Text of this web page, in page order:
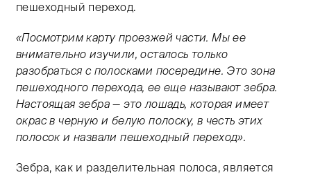
пешеходный переход.
«Посмотрим карту проезжей части. Мы ее
внимательно изучили, осталось только
разобраться с полосками посередине. Это зона
пешеходного перехода, ее еще называют зебра.
Настоящая зебра — это лошадь, которая имеет
окрас в черную и белую полоску, в честь этих
полосок и назвали пешеходный переход».
Зебра, как и разделительная полоса, является